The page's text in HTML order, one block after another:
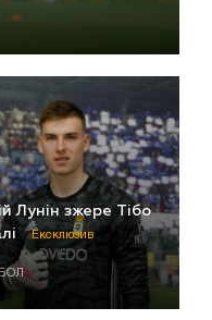
Лунін зжере Тібо
Ексклюзив